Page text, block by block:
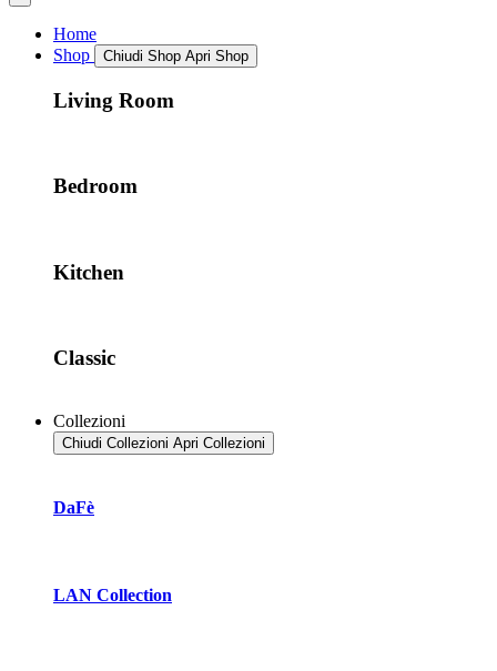
Home
Shop
Chiudi Shop Apri Shop
Living Room
Bedroom
Kitchen
Classic
Collezioni
Chiudi Collezioni Apri Collezioni
DaFè
LAN Collection